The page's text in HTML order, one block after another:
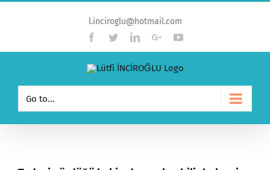
l.inciroglu@hotmail.com
Facebook
TwitterLinkedinGoogle+YouTube
Go to...